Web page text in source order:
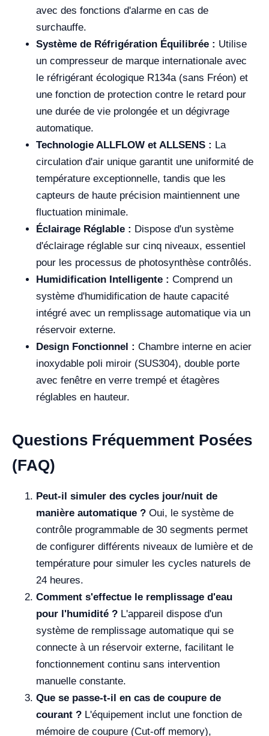
avec des fonctions d'alarme en cas de
surchauffe.
Système de Réfrigération Équilibrée : Utilise
un compresseur de marque internationale avec
le réfrigérant écologique R134a (sans Fréon) et
une fonction de protection contre le retard pour
une durée de vie prolongée et un dégivrage
automatique.
Technologie ALLFLOW et ALLSENS : La
circulation d'air unique garantit une uniformité de
température exceptionnelle, tandis que les
capteurs de haute précision maintiennent une
fluctuation minimale.
Éclairage Réglable : Dispose d'un système
d'éclairage réglable sur cinq niveaux, essentiel
pour les processus de photosynthèse contrôlés.
Humidification Intelligente : Comprend un
système d'humidification de haute capacité
intégré avec un remplissage automatique via un
réservoir externe.
Design Fonctionnel : Chambre interne en acier
inoxydable poli miroir (SUS304), double porte
avec fenêtre en verre trempé et étagères
réglables en hauteur.
Questions Fréquemment Posées
(FAQ)
Peut-il simuler des cycles jour/nuit de
manière automatique ? Oui, le système de
contrôle programmable de 30 segments permet
de configurer différents niveaux de lumière et de
température pour simuler les cycles naturels de
24 heures.
Comment s'effectue le remplissage d'eau
pour l'humidité ? L'appareil dispose d'un
système de remplissage automatique qui se
connecte à un réservoir externe, facilitant le
fonctionnement continu sans intervention
manuelle constante.
Que se passe-t-il en cas de coupure de
courant ? L'équipement inclut une fonction de
mémoire de coupure (Cut-off memory),